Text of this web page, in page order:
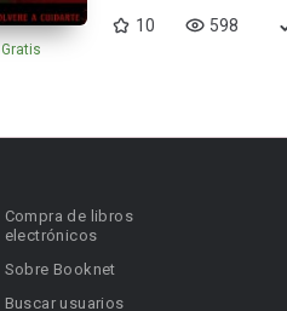
Gratis
10 598
Compra de libros
electrónicos
Sobre Booknet
Buscar usuarios